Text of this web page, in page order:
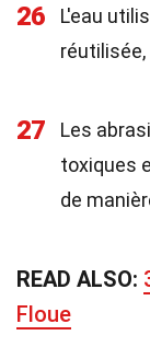
26
L'eau
27
Les
toxiques
de
READ ALSO:
Floue